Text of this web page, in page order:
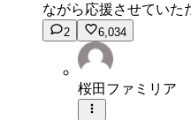
ながら応援させていた
2 6,034
桜田ファミリア